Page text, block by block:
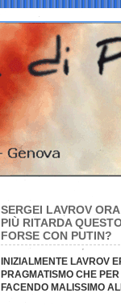
SERGEI LAVROV
PIÙ RITARDA
FORSE CON PUTIN?
INIZIALMENTE LAVROV
PRAGMATISMO CHE
FACENDO MALISSIMO